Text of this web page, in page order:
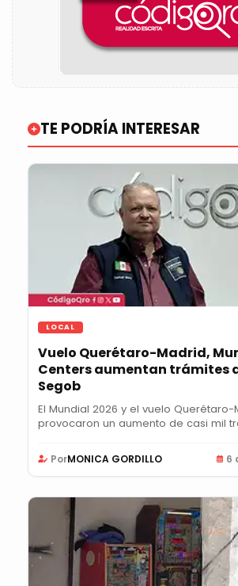
TE PODRÍA INTERESAR
LOCAL
Vuelo Querétaro-Madrid,
Centers aumentan trámites
Segob
El Mundial 2026 y el vuelo Querétaro-
provocaron un aumento de casi mil
PorMONICA GORDILLO 6